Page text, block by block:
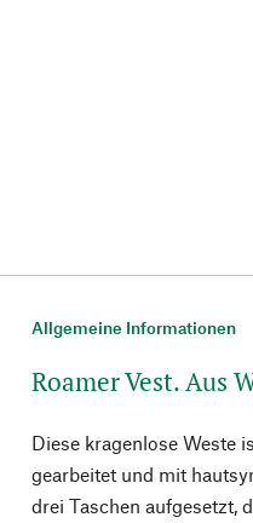
Allgemeine Informationen
Roamer Vest. Aus
Diese kragenlose Weste
gearbeitet und mit
drei Taschen aufgesetzt,